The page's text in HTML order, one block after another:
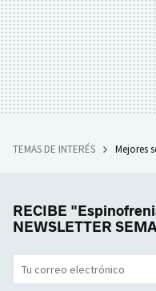
TEMAS DE INTERÉS Mejores
RECIBE
NEWSLETTER